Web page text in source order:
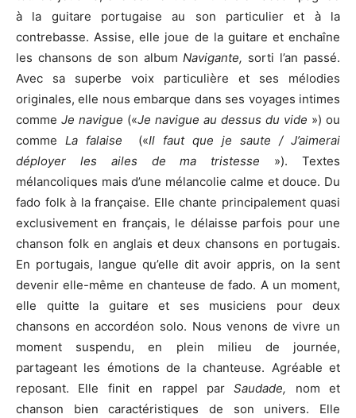
à la guitare portugaise au son particulier et à la
contrebasse. Assise, elle joue de la guitare et enchaîne
les chansons de son albumNavigante, sorti l’an passé.
Avec sa superbe voix particulière et ses mélodies
originales, elle nous embarque dans ses voyages intimes
comme Je navigue («Je navigue au dessus du vide ») ou
comme La falaise («Il faut que je saute / J’aimerai
déployer les ailes de ma tristesse »). Textes
mélancoliques mais d’une mélancolie calme et douce. Du
fado folk à la française. Elle chante principalement quasi
exclusivement en français, le délaisse parfois pour une
chanson folk en anglais et deux chansons en portugais.
En portugais, langue qu’elle dit avoir appris, on la sent
devenir elle-même en chanteuse de fado. A un moment,
elle quitte la guitare et ses musiciens pour deux
chansons en accordéon solo. Nous venons de vivre un
moment suspendu, en plein milieu de journée,
partageant les émotions de la chanteuse. Agréable et
reposant. Elle finit en rappel parSaudade, nom et
chanson bien caractéristiques de son univers. Elle